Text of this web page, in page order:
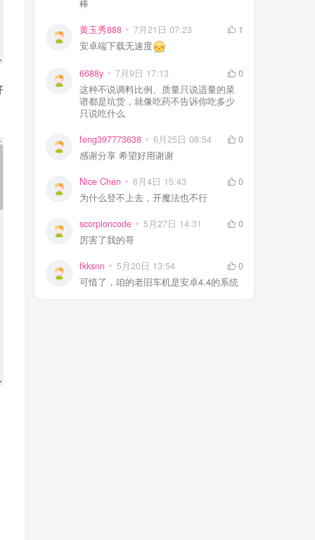
棒
黄玉秀888 7月21日 07:23
1
安卓端下载无速度
6688y 7月9日 17:13
0
这种不说调料比例、质量只说适量的菜
谱都是坑货，就像吃药不告诉你吃多少
只说吃什么
feng397773638 6月25日 08:54
0
感谢分享 希望好用谢谢
Nice Chen 6月4日 15:43
0
为什么登不上去，开魔法也不行
scorpioncode 5月27日 14:31
0
厉害了我的哥
fkksnn 5月20日 13:54
0
可惜了，咱的老旧车机是安卓4.4的系统